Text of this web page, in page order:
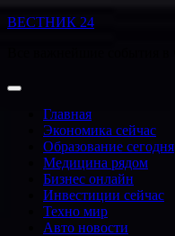
Перейти
ВЕСТНИК 24
Главная
Экономика сейчас
Образование сегодня
Медицина рядом
Бизнес онлайн
Инвестиции сейчас
Техно мир
Авто новости